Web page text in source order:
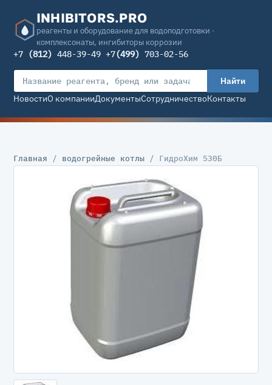
INHIBITORS.PRO
реагенты и оборудование для водоподготовки ·
комплексонаты, ингибиторы коррозии
+7 (812) 448-39-49 +7(499) 703-02-56
Найти
НовостиО компанииДокументыСотрудничествоКонтакты
Главная / водогрейные котлы / ГидроХим 530Б